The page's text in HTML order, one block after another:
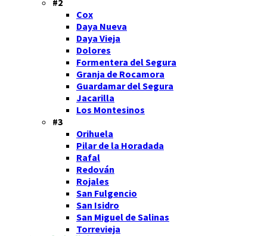
#2
Cox
Daya Nueva
Daya Vieja
Dolores
Formentera del Segura
Granja de Rocamora
Guardamar del Segura
Jacarilla
Los Montesinos
#3
Orihuela
Pilar de la Horadada
Rafal
Redován
Rojales
San Fulgencio
San Isidro
San Miguel de Salinas
Torrevieja